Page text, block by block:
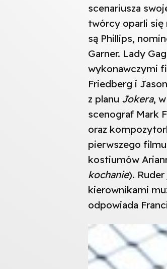
scenariusza
twórcy oparli się
są Phillips,
Garner. Lady
wykonawczymi
Friedberg i
z planu Jokera,
scenograf Mark
oraz
pierwszego
kostiumów
kochanie).
kierownikami
odpowiada